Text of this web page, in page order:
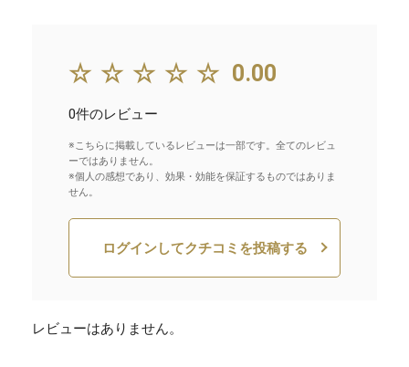
☆☆☆☆☆ 0.00
0件のレビュー
※こちらに掲載しているレビューは一部です。全てのレビュ
ーではありません。
※個人の感想であり、効果・効能を保証するものではありま
せん。
ログインしてクチコミを投稿する
レビューはありません。